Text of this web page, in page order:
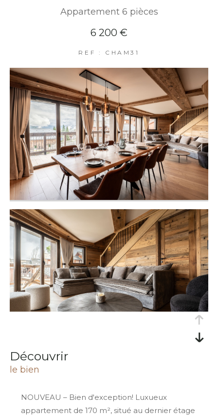
Appartement 6 pièces
6 200 €
REF : CHAM31
découvrir
le bien
NOUVEAU – Bien d'exception! Luxueux
appartement de 170 m², situé au dernier étage